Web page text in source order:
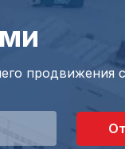
продвижения